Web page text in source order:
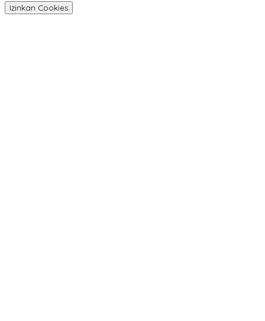
Izinkan Cookies